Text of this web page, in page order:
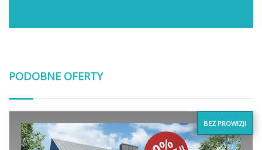
PODOBNE OFERTY
BEZ PROWIZJI